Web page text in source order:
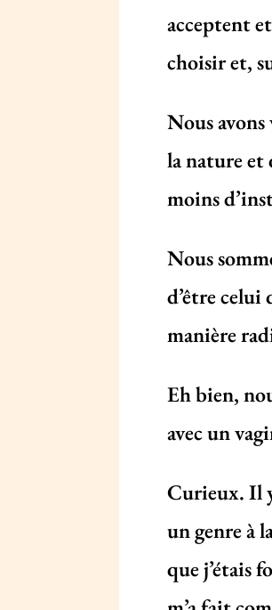
acceptent
choisir et,
Nous
la nature et
moins
Nous
d’être celui
manière
Eh bien,
avec un
Curieux. Il
un genre à
que j’étais